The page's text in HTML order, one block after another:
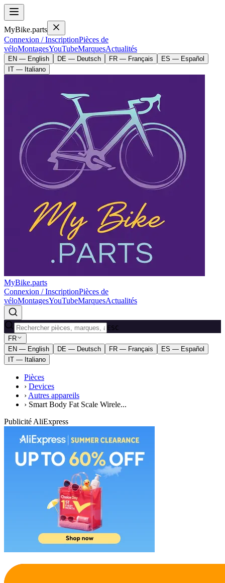
MyBike.parts
Connexion / InscriptionPièces de
véloMontagesYouTubeMarquesActualités
EN — English DE — Deutsch FR — Français
ES — Español
IT — Italiano
MyBike.parts
Connexion / InscriptionPièces de
véloMontagesYouTubeMarquesActualités
ESC
FR
EN — English
DE — Deutsch FR — Français
ES — Español
IT — Italiano
Pièces
› Devices
› Autres appareils
› Smart Body Fat Scale Wirele...
Publicité AliExpress